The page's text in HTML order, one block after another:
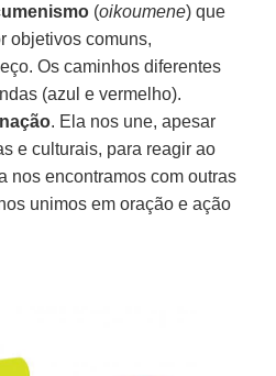
(oikoumene) que
objetivos comuns,
Os caminhos diferentes
(azul e vermelho).
. Ela nos une, apesar
e culturais, para reagir ao
nos encontramos com outras
unimos em oração e ação